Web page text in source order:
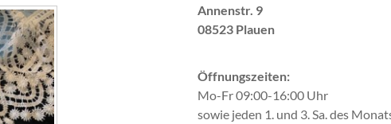
Annenstr. 9
08523 Plauen
Öffnungszeiten:
Mo-Fr 09:00-16:00 Uhr
sowie jeden 1. und 3. Sa. des